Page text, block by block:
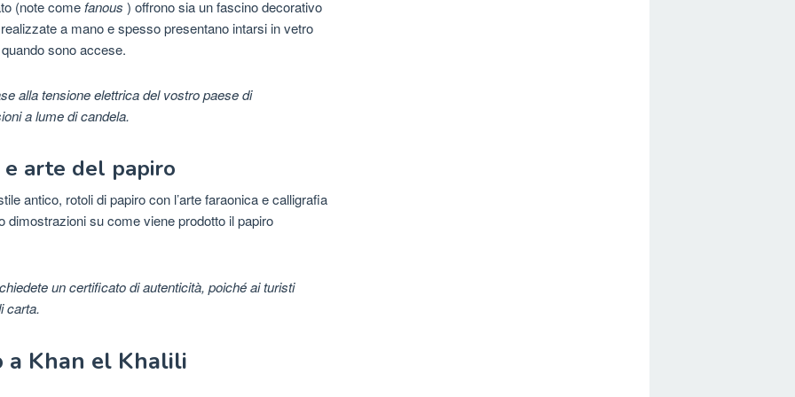
(note comefanous ) offrono sia un fascino decorativo
a mano e spesso presentano intarsi in vetro
sono accese.
alla tensione elettrica del vostro paese di
a lume di candela.
e arte del papiro
antico, rotoli di papiro con l’arte faraonica e calligrafia
dimostrazioni su come viene prodotto il papiro
un certificato di autenticità, poiché ai turisti
carta.
a Khan el Khalili